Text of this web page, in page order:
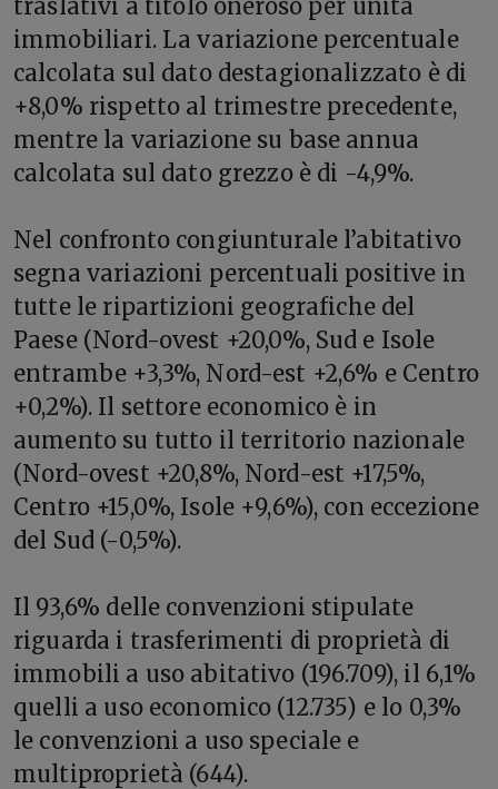
traslativi a titolo oneroso per unità
immobiliari. La variazione percentuale
calcolata sul dato destagionalizzato è di
+8,0% rispetto al trimestre precedente,
mentre la variazione su base annua
calcolata sul dato grezzo è di -4,9%.
Nel confronto congiunturale l’abitativo
segna variazioni percentuali positive in
tutte le ripartizioni geografiche del
Paese (Nord-ovest +20,0%, Sud e Isole
entrambe +3,3%, Nord-est +2,6% e Centro
+0,2%). Il settore economico è in
aumento su tutto il territorio nazionale
(Nord-ovest +20,8%, Nord-est +17,5%,
Centro +15,0%, Isole +9,6%), con eccezione
del Sud (-0,5%).
Il 93,6% delle convenzioni stipulate
riguarda i trasferimenti di proprietà di
immobili a uso abitativo (196.709), il 6,1%
quelli a uso economico (12.735) e lo 0,3%
le convenzioni a uso speciale e
multiproprietà (644).